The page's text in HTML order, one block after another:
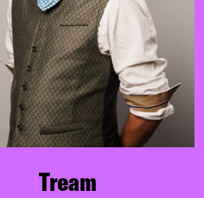
Tream